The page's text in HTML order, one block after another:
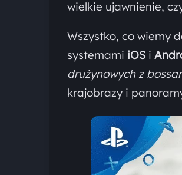
wielkie ujawnienie,
Wszystko, co wiemy
systemami iOS i
drużynowych z
krajobrazy i